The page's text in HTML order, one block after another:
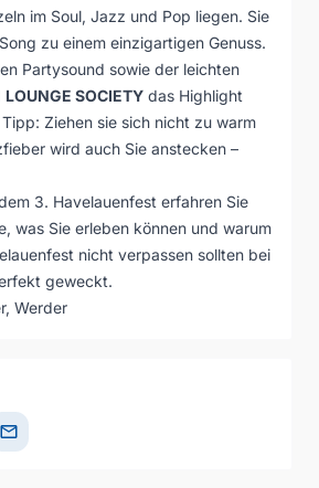
im Soul, Jazz und Pop liegen. Sie
zu einem einzigartigen Genuss.
Partysound sowie der leichten
LOUNGE SOCIETY das Highlight
Ziehen sie sich nicht zu warm
wird auch Sie anstecken –
3. Havelauenfest erfahren Sie
was Sie erleben können und warum
nicht verpassen sollten bei
geweckt.
Werder
mail